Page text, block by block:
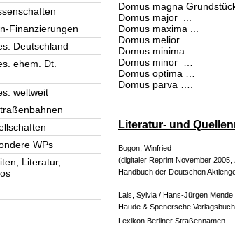
Finanzierungen
Deutschland
ehem. Dt.
weltweit
WPs
Literatur,
Domus magna
Domus major ...
Domus maxima ...
Domus melior …
Domus minima
Domus minor …
Domus optima …
Domus parva ….
Literatur- und
Bogon, Winfried
(digitaler Reprint November 2005,
Handbuch der Deutschen
Lais, Sylvia / Hans-Jürgen Mende
Haude & Spenersche
Lexikon Berliner Straßennamen